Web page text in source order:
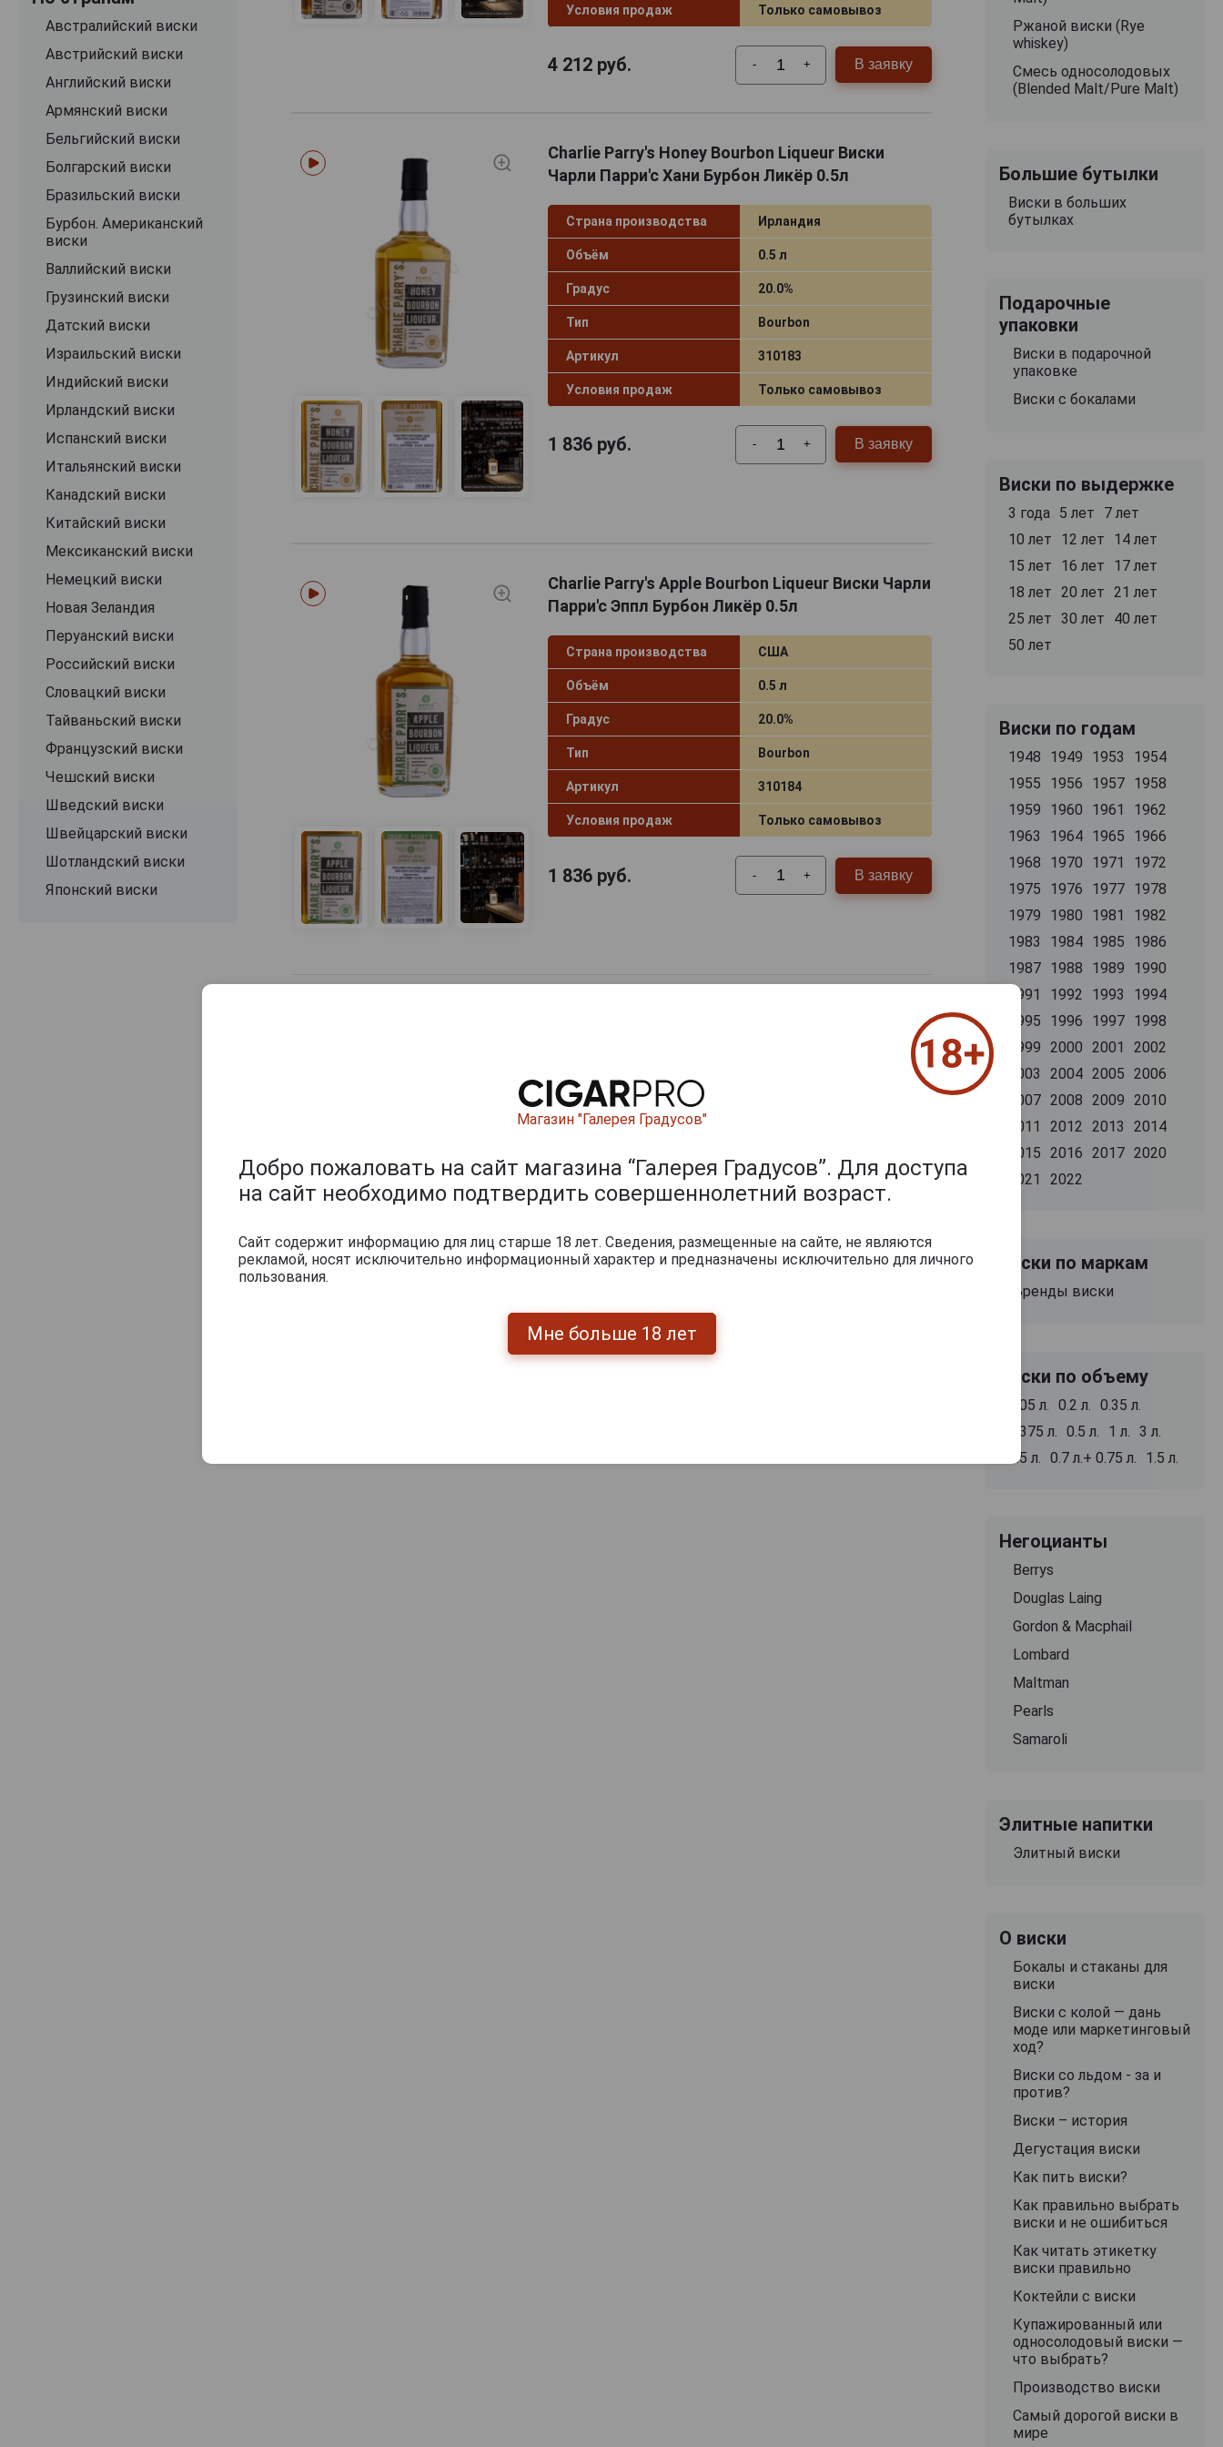
Flaming Pig
Gelstons
Glendalough
Grace O'Malley
Great Oaks
Green Spot
Grogan
Ha'penny
Hinch
Hyde
Independence
Irishman
J.J. Corry
Jameson
Kilbeggan
Kinahans
Kirker
Knappogue Castle
Lambay
Lost Irish
May-Loag
Midleton
Muja
Natterjack
Paddy
Peaky Blinder
Pearse
Pogues
Powers
Proclamation
Proper № Twelve
Redbreast
Австралийский виски
Австрийский виски
Английский виски
Армянский виски
Бельгийский виски
Болгарский виски
Бразильский виски
Бурбон. Американский
виски
Валлийский виски
Грузинский виски
Датский виски
Израильский виски
Индийский виски
Ирландский виски
Испанский виски
Итальянский виски
Канадский виски
Китайский виски
Мексиканский виски
Немецкий виски
Новая Зеландия
Перуанский виски
Российский виски
Словацкий виски
Тайваньский виски
Французский виски
Чешский виски
Шведский виски
Швейцарский виски
Шотландский виски
Японский виски
Условия продаж Только самовывоз
4 212руб. - + В заявку
Charlie Parry's Honey Bourbon Liqueur Виски
Чарли Парри'с Хани Бурбон Ликёр 0.5л
Страна производства Ирландия
Объём 0.5 л
Градус 20.0%
Тип Bourbon
Артикул 310183
Условия продаж Только самовывоз
1 836руб. - + В заявку
Charlie Parry's Apple Bourbon Liqueur Виски Чарли
Парри'с Эппл Бурбон Ликёр 0.5л
Страна производства США
Объём 0.5 л
Градус 20.0%
Тип Bourbon
Артикул 310184
Условия продаж Только самовывоз
1 836руб. - + В заявку
Ржаной виски (Rye
whiskey)
Смесь односолодовых
(Blended Malt/Pure Malt)
Большие бутылки
Виски в больших
бутылках
Подарочные
упаковки
Виски в подарочной
упаковке
Виски с бокалами
Виски по выдержке
3 года 5 лет
7 лет
10 лет
12 лет
14 лет
15 лет
16 лет
17 лет
18 лет
20 лет
21 лет
25 лет 30 лет
40 лет
50 лет
Виски по годам
1948 1949 1953
1954
1955
1956 1957 1958
1959
1960 1961
1962
1963
1964 1965
1966
1968
1970 1971
1972
1975
1976 1977 1978
1979
1980 1981
1982
1983
1984 1985
1986
1987 1988 1989
1990
1991
1992 1993
1994
1995
1996 1997 1998
1999
2000 2001
2002
2003
2004 2005
2006
2007 2008 2009
2010
2011
2012 2013
2014
2015
2016 2017 2020
2021
2022
Виски по маркам
Бренды виски
Виски по объему
0.05 л. 0.2 л.
0.35 л.
0.375 л.
0.5 л. 1 л.
3 л.
4.5 л.
0.7 л.+ 0.75 л. 1.5 л.
Негоцианты
Berrys
Douglas Laing
Gordon & Macphail
Lombard
Maltman
Pearls
Samaroli
Элитные напитки
Элитный виски
О виски
Бокалы и стаканы для
виски
Виски с колой — дань
моде или маркетинговый
ход?
Виски со льдом - за и
против?
Виски – история
Дегустация виски
Как пить виски?
Как правильно выбрать
виски и не ошибиться
Как читать этикетку
виски правильно
Коктейли с виски
Купажированный или
односолодовый виски —
что выбрать?
Производство виски
Самый дорогой виски в
мире
Магазин "Галерея Градусов"
Добро пожаловать на сайт магазина “Галерея Градусов”. Для доступа
на сайт необходимо подтвердить совершеннолетний возраст.
Сайт содержит информацию для лиц старше 18 лет. Сведения, размещенные на сайте, не являются
рекламой, носят исключительно информационный характер и предназначены исключительно для личного
пользования.
Мне больше 18 лет